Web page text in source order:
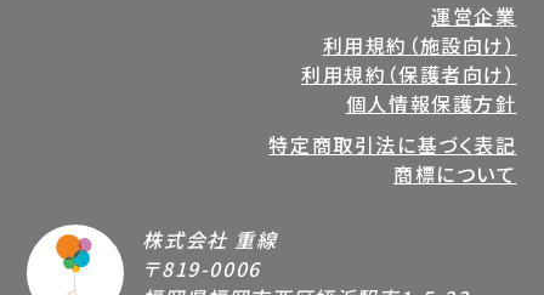
運営企業
利用規約（施設向け）
利用規約（保護者向け）
個人情報保護方針
特定商取引法に基づく表記
商標について
株式会社 重線
〒819-0006